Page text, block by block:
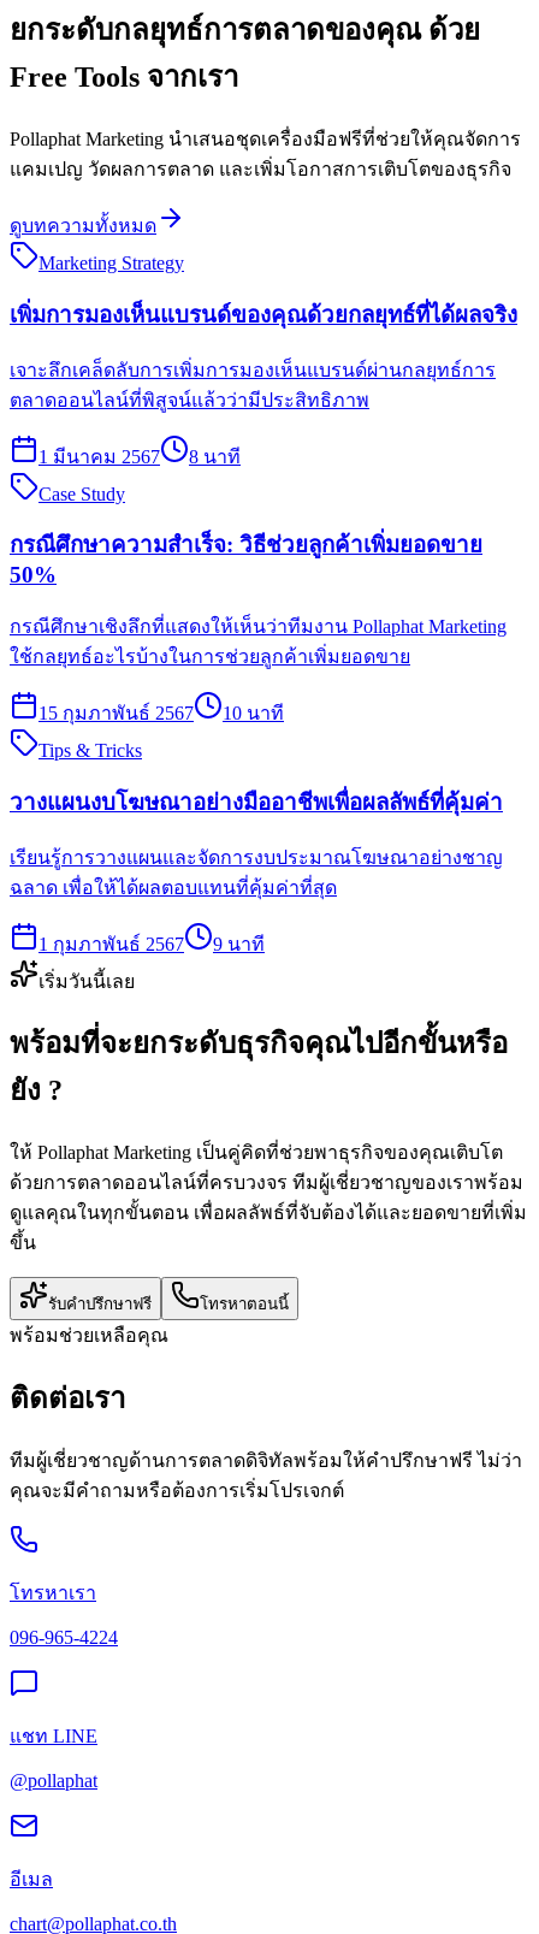
ยกระดับกลยุทธ์การตลาดของคุณ ด้วย
Free Tools จากเรา
Pollaphat Marketing นำเสนอชุดเครื่องมือฟรีที่ช่วยให้คุณจัดการ
แคมเปญ วัดผลการตลาด และเพิ่มโอกาสการเติบโตของธุรกิจ
ดูบทความทั้งหมด
Marketing Strategy
เพิ่มการมองเห็นแบรนด์ของคุณด้วยกลยุทธ์ที่ได้ผลจริง
เจาะลึกเคล็ดลับการเพิ่มการมองเห็นแบรนด์ผ่านกลยุทธ์การ
ตลาดออนไลน์ที่พิสูจน์แล้วว่ามีประสิทธิภาพ
1 มีนาคม 2567
8 นาที
Case Study
กรณีศึกษาความสำเร็จ: วิธีช่วยลูกค้าเพิ่มยอดขาย
50%
กรณีศึกษาเชิงลึกที่แสดงให้เห็นว่าทีมงาน Pollaphat Marketing
ใช้กลยุทธ์อะไรบ้างในการช่วยลูกค้าเพิ่มยอดขาย
15 กุมภาพันธ์ 2567
10 นาที
Tips & Tricks
วางแผนงบโฆษณาอย่างมืออาชีพเพื่อผลลัพธ์ที่คุ้มค่า
เรียนรู้การวางแผนและจัดการงบประมาณโฆษณาอย่างชาญ
ฉลาด เพื่อให้ได้ผลตอบแทนที่คุ้มค่าที่สุด
1 กุมภาพันธ์ 2567
9 นาที
เริ่มวันนี้เลย
พร้อมที่จะยกระดับธุรกิจคุณไปอีกขั้นหรือ
ยัง ?
ให้ Pollaphat Marketing เป็นคู่คิดที่ช่วยพาธุรกิจของคุณเติบโต
ด้วยการตลาดออนไลน์ที่ครบวงจร ทีมผู้เชี่ยวชาญของเราพร้อม
ดูแลคุณในทุกขั้นตอน เพื่อผลลัพธ์ที่จับต้องได้และยอดขายที่เพิ่ม
ขึ้น
รับคำปรึกษาฟรี โทรหาตอนนี้
พร้อมช่วยเหลือคุณ
ติดต่อเรา
ทีมผู้เชี่ยวชาญด้านการตลาดดิจิทัลพร้อมให้คำปรึกษาฟรี ไม่ว่า
คุณจะมีคำถามหรือต้องการเริ่มโปรเจกต์
โทรหาเรา
096-965-4224
แชท LINE
@pollaphat
อีเมล
chart@pollaphat.co.th